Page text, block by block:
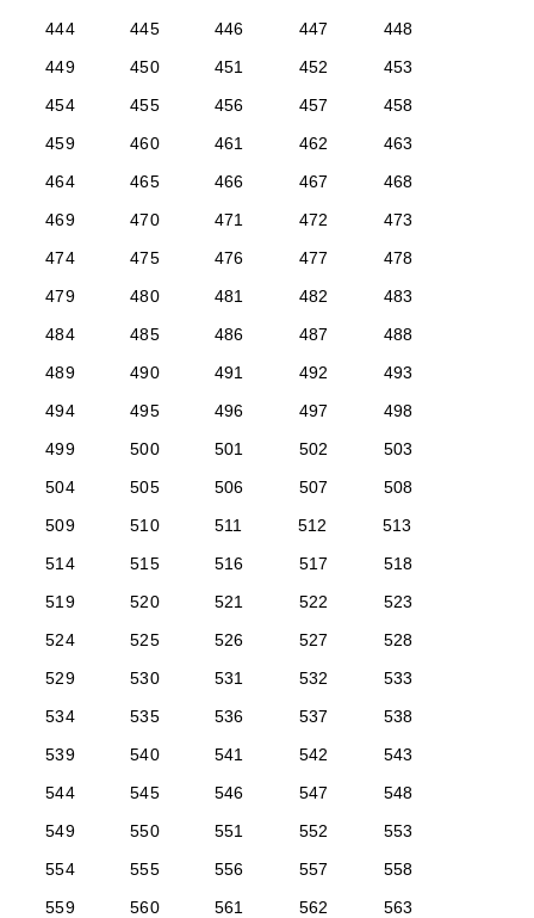
444 445 446 447
448
449
450 451 452
453
454
455 456 457
458
459
460 461 462
463
464
465 466 467
468
469
470 471 472
473
474
475 476 477
478
479
480 481 482
483
484
485 486 487
488
489
490 491 492
493
494
495 496 497
498
499
500 501 502
503
504
505 506 507
508
509
510 511 512
513
514
515 516 517
518
519
520 521 522
523
524
525 526 527
528
529
530 531 532
533
534
535 536 537
538
539
540 541 542
543
544
545 546 547
548
549
550 551 552
553
554
555 556 557
558
559
560 561 562
563